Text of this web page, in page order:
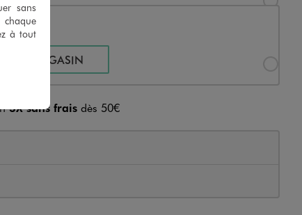
Sélectionner l’option de livraison « Retrait en magasin »
UN MAGASIN
3X sans fraisdès 50€
sans
chaque
à tout